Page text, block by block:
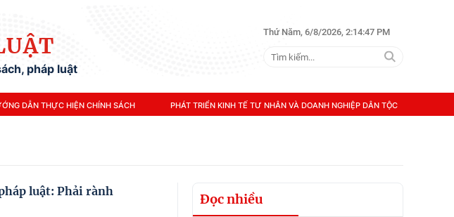
pháp luật
Thứ Năm, 6/8/2026, 2:14:48 PM
DẪN THỰC HIỆN CHÍNH SÁCH PHÁT TRIỂN KINH TẾ TƯ NHÂN VÀ DOANH NGHIỆP DÂN TỘC
luật: Phải rành
Đọc nhiều